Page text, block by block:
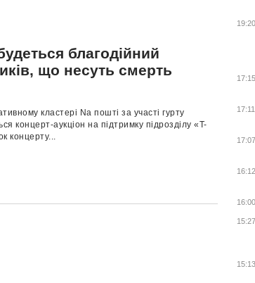
благодійний
що несуть смерть
кластері Na пошті за участі гурту
концерт-аукціон на підтримку підрозділу «T-
концерту...
19:20
17:15
17:11
17:07
16:12
16:00
15:27
15:13